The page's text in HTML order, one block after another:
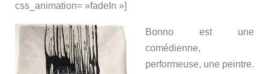
css_animation= »fadeIn »]
Bonno est une
comédienne,
performeuse, une peintre.